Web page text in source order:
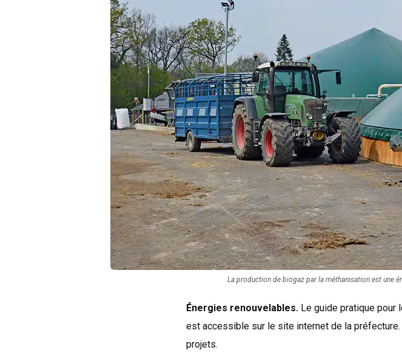
La production de biogaz par la méthanisation est une
Énergies renouvelables. Le guide pratique pour
est accessible sur le site internet de la
projets.